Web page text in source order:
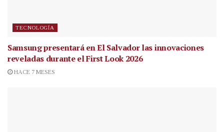
TECNOLOGÍA
Samsung presentará en El Salvador las innovaciones
reveladas durante el First Look 2026
HACE 7 MESES